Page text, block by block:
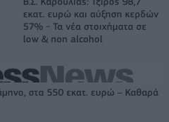
εκατ. ευρώ και αύξηση κερδών
57% - Τα νέα στοιχήματα σε
low & non alcohol
στα 550 εκατ. ευρώ – Καθαρά